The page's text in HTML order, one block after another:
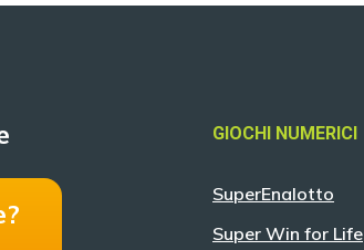
GIOCHI NUMERICI
SuperEnalotto
Super Win for Life